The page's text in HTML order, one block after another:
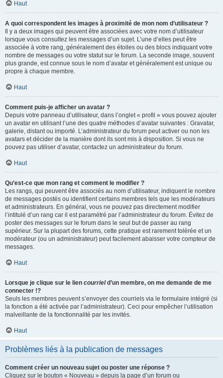
Haut
A quoi correspondent les images à proximité de mon nom d’utilisateur ?
Il y a deux images qui peuvent être associées avec votre nom d’utilisateur
lorsque vous consultez les messages d’un sujet. L’une d’elles peut être
associée à votre rang, généralement des étoiles ou des blocs indiquant votre
nombre de messages ou votre statut sur le forum. La seconde image, souvent
plus grande, est connue sous le nom d’avatar et généralement est unique ou
propre à chaque membre.
Haut
Comment puis-je afficher un avatar ?
Depuis votre panneau d’utilisateur, dans l’onglet « profil » vous pouvez ajouter
un avatar en utilisant l’une des quatre méthodes d’avatar suivantes : Gravatar,
galerie, distant ou importé. L’administrateur du forum peut activer ou non les
avatars et décider de la manière dont ils sont mis à disposition. Si vous ne
pouvez pas utiliser d’avatar, contactez un administrateur du forum.
Haut
Qu’est-ce que mon rang et comment le modifier ?
Les rangs, qui peuvent être associés au nom d’utilisateur, indiquent le nombre
de messages postés ou identifient certains membres tels que les modérateurs
et administrateurs. En général, vous ne pouvez pas directement modifier
l’intitulé d’un rang car il est paramétré par l’administrateur du forum. Évitez de
poster des messages sur le forum dans le seul but de passer au rang
supérieur. Sur la plupart des forums, cette pratique est rarement tolérée et un
modérateur (ou un administrateur) peut facilement abaisser votre compteur de
messages.
Haut
Lorsque je clique sur le lien courrield’un membre, on me demande de me
connecter !?
Seuls les membres peuvent s’envoyer des courriels via le formulaire intégré (si
la fonction a été activée par l’administrateur). Ceci pour empêcher l’utilisation
malveillante de la fonctionnalité par les invités.
Haut
Problèmes liés à la publication de messages
Comment créer un nouveau sujet ou poster une réponse ?
Cliquez sur le bouton « Nouveau » depuis la page d’un forum ou